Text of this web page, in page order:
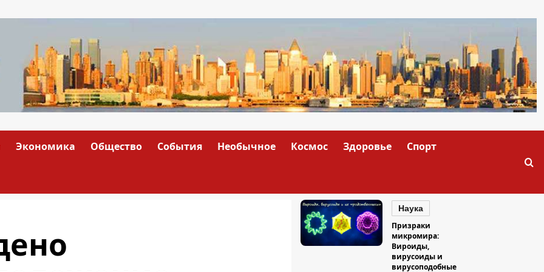
Экономика Общество События Необычное Космос Здоровье Спорт
Наука
Призраки
микромира:
Вироиды,
вирусоиды и
вирусоподобные